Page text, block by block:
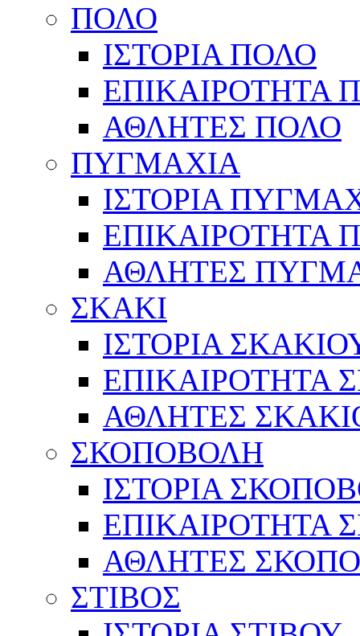
ΠΟΛΟ
ΙΣΤΟΡΙΑ ΠΟΛΟ
ΕΠΙΚΑΙΡΟΤΗΤΑ
ΑΘΛΗΤΕΣ ΠΟΛΟ
ΠΥΓΜΑΧΙΑ
ΙΣΤΟΡΙΑ
ΕΠΙΚΑΙΡΟΤΗΤΑ
ΑΘΛΗΤΕΣ
ΣΚΑΚΙ
ΙΣΤΟΡΙΑ
ΕΠΙΚΑΙΡΟΤΗΤΑ
ΑΘΛΗΤΕΣ
ΣΚΟΠΟΒΟΛΗ
ΙΣΤΟΡΙΑ
ΕΠΙΚΑΙΡΟΤΗΤΑ
ΑΘΛΗΤΕΣ
ΣΤΙΒΟΣ